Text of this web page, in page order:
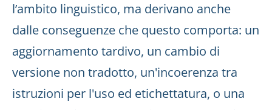
l’ambito linguistico, ma derivano anche
dalle conseguenze che questo comporta: un
aggiornamento tardivo, un cambio di
versione non tradotto, un'incoerenza tra
istruzioni per l'uso ed etichettatura, o una